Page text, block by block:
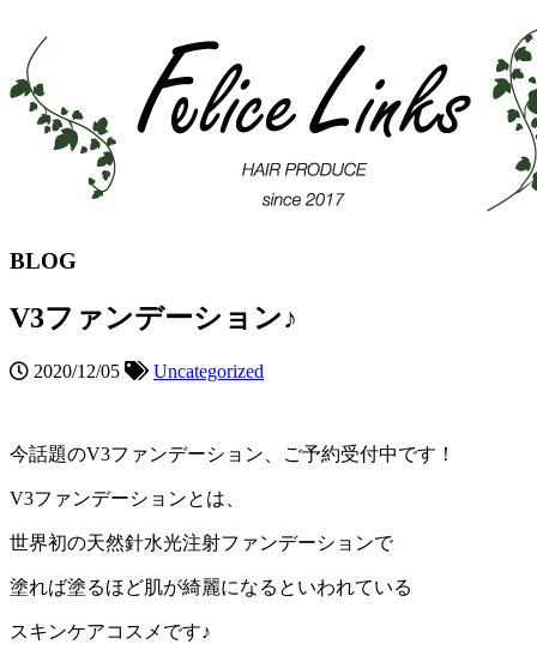
BLOG
V3ファンデーション♪
2020/12/05 Uncategorized
今話題のV3ファンデーション、ご予約受付中です！
V3ファンデーションとは、
世界初の天然針水光注射ファンデーションで
塗れば塗るほど肌が綺麗になるといわれている
スキンケアコスメです♪